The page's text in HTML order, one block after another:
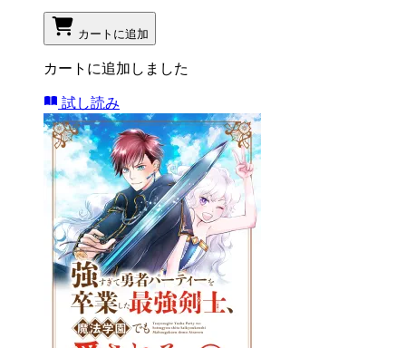
カートに追加
カートに追加しました
試し読み